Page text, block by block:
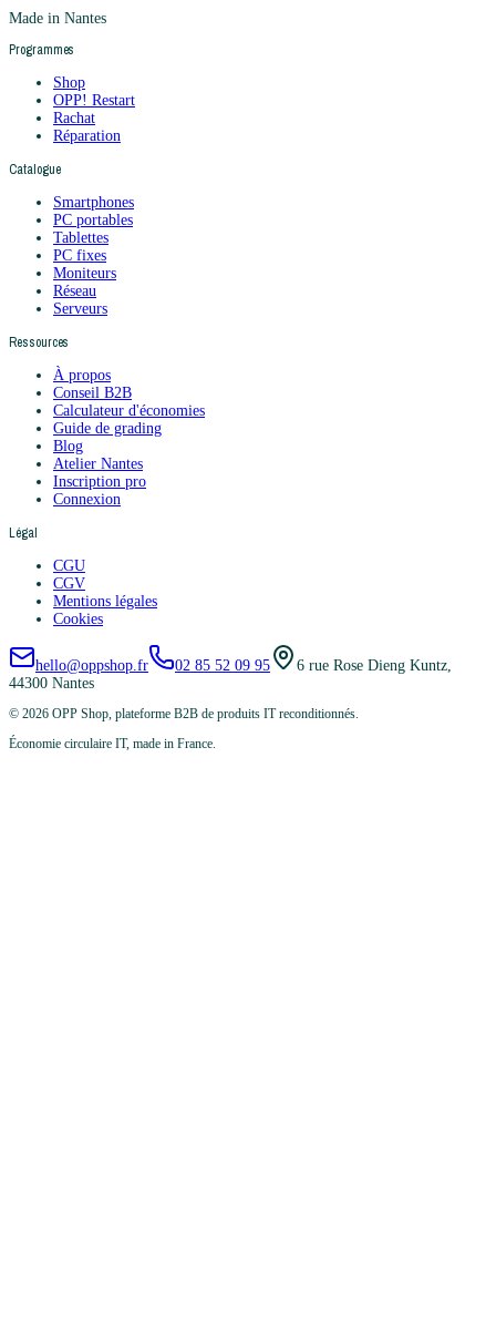
Made in Nantes
Programmes
Shop
OPP! Restart
Rachat
Réparation
Catalogue
Smartphones
PC portables
Tablettes
PC fixes
Moniteurs
Réseau
Serveurs
Ressources
À propos
Conseil B2B
Calculateur d'économies
Guide de grading
Blog
Atelier Nantes
Inscription pro
Connexion
Légal
CGU
CGV
Mentions légales
Cookies
hello@oppshop.fr 02 85 52 09 95
6 rue Rose Dieng Kuntz,
44300 Nantes
© 2026 OPP Shop, plateforme B2B de produits IT reconditionnés.
Économie circulaire IT, made in France.